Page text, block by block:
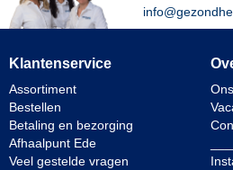
Klantenservice
Assortiment
Bestellen
Betaling en bezorging
Afhaalpunt Ede
Veel gestelde vragen